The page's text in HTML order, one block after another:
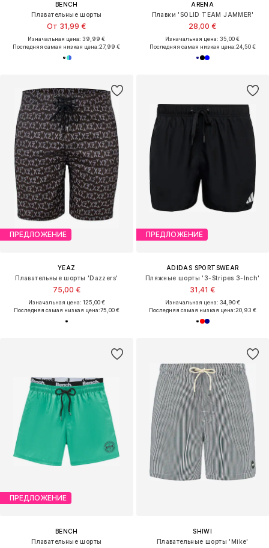
BENCH
Плавательные шорты
От 31,99 €
Изначальная цена: 39,99 €
Последняя самая низкая цена:27,99 €
ARENA
Плавки 'SOLID TEAM JAMMER'
28,00 €
Изначальная цена: 35,00 €
Последняя самая низкая цена:24,50 €
ПРЕДЛОЖЕНИЕ
YEAZ
Плавательные шорты 'Dazzers'
75,00 €
Изначальная цена: 125,00 €
Последняя самая низкая цена:75,00 €
ПРЕДЛОЖЕНИЕ
ADIDAS SPORTSWEAR
Пляжные шорты '3-Stripes 3-Inch'
31,41 €
Изначальная цена: 34,90 €
Последняя самая низкая цена:20,93 €
ПРЕДЛОЖЕНИЕ
BENCH
Плавательные шорты
SHIWI
Плавательные шорты 'Mike'